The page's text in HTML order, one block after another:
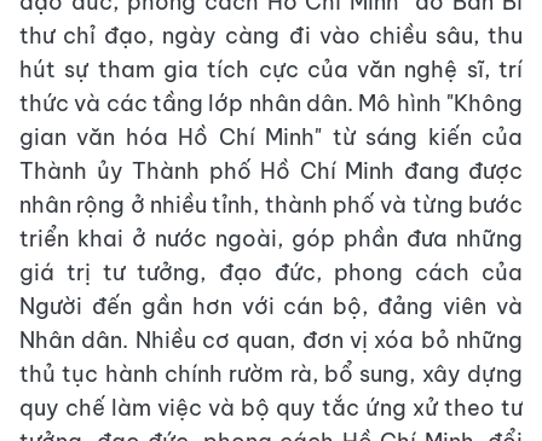
thư chỉ đạo, ngày càng đi vào chiều sâu, thu
hút sự tham gia tích cực của văn nghệ sĩ, trí
thức và các tầng lớp nhân dân. Mô hình "Không
gian văn hóa Hồ Chí Minh" từ sáng kiến của
Thành ủy Thành phố Hồ Chí Minh đang được
nhân rộng ở nhiều tỉnh, thành phố và từng bước
triển khai ở nước ngoài, góp phần đưa những
giá trị tư tưởng, đạo đức, phong cách của
Người đến gần hơn với cán bộ, đảng viên và
Nhân dân. Nhiều cơ quan, đơn vị xóa bỏ những
thủ tục hành chính rườm rà, bổ sung, xây dựng
quy chế làm việc và bộ quy tắc ứng xử theo tư